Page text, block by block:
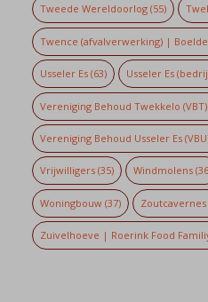
Tweede Wereldoorlog(55)
Twence (afvalverwerking) |
Usseler Es(63) Usseler Es
Vereniging Behoud Twekkelo (VBT)
Vereniging Behoud Usseler Es
Vrijwilligers(35) Windmolens
Woningbouw(37)
Zuivelhoeve | Roerink Food